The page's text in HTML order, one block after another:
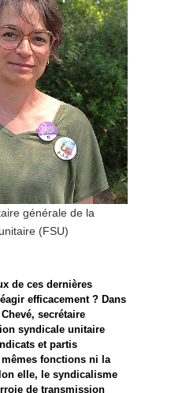
générale de la
(FSU)
de ces dernières
efficacement ? Dans
secrétaire
syndicale unitaire
et partis
fonctions ni la
elle, le syndicalisme
de transmission